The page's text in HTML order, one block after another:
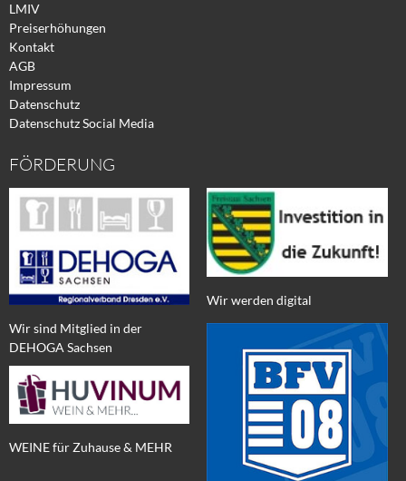
LMIV
Preiserhöhungen
Kontakt
AGB
Impressum
Datenschutz
Datenschutz Social Media
FÖRDERUNG
Wir sind Mitglied in der
DEHOGA Sachsen
WEINE für Zuhause & MEHR
Wir werden digital